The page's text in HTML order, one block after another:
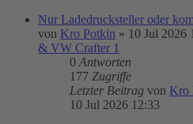
Nur Ladedrucksteller oder
von Kro Potkin » 10 Jul 2026
& VW Crafter 1
0 Antworten
177 Zugriffe
Letzter Beitrag von Kro
10 Jul 2026 12:33